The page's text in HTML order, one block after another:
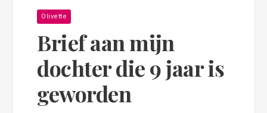
Olivette
Brief aan mijn
dochter die 9 jaar is
geworden